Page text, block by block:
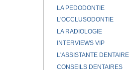
LA PEDODONTIE
L'OCCLUSODONTIE
LA RADIOLOGIE
INTERVIEWS VIP
L'ASSISTANTE DENTAIRE
CONSEILS DENTAIRES